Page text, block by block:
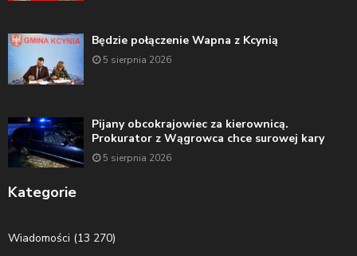
Będzie połączenie Wapna z Kcynią
5 sierpnia 2026
Pijany obcokrajowiec za kierownicą.
Prokurator z Wągrowca chce surowej kary
5 sierpnia 2026
Kategorie
Wiadomości (13 270)